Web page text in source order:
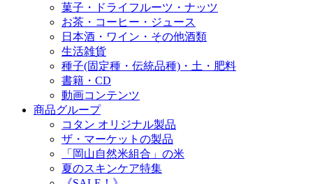
菓子・ドライフルーツ・ナッツ
お茶・コーヒー・ジュース
日本酒・ワイン・その他酒類
生活雑貨
種子(固定種・伝統品種)・土・肥料
書籍・CD
動画コンテンツ
商品グループ
コタン オリジナル製品
ザ・マーケットの製品
「岡山自然米組合」の米
夏のスキンケア特集